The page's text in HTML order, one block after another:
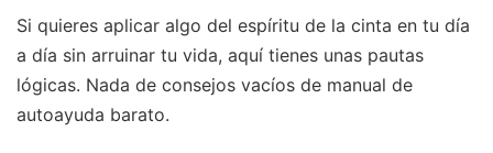
Si quieres aplicar algo del espíritu de la cinta en tu día
a día sin arruinar tu vida, aquí tienes unas pautas
lógicas. Nada de consejos vacíos de manual de
autoayuda barato.